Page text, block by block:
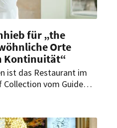
für „the
Orte
Kontinuität“
ist das Restaurant im
vom Guide
Nußbaumer über den